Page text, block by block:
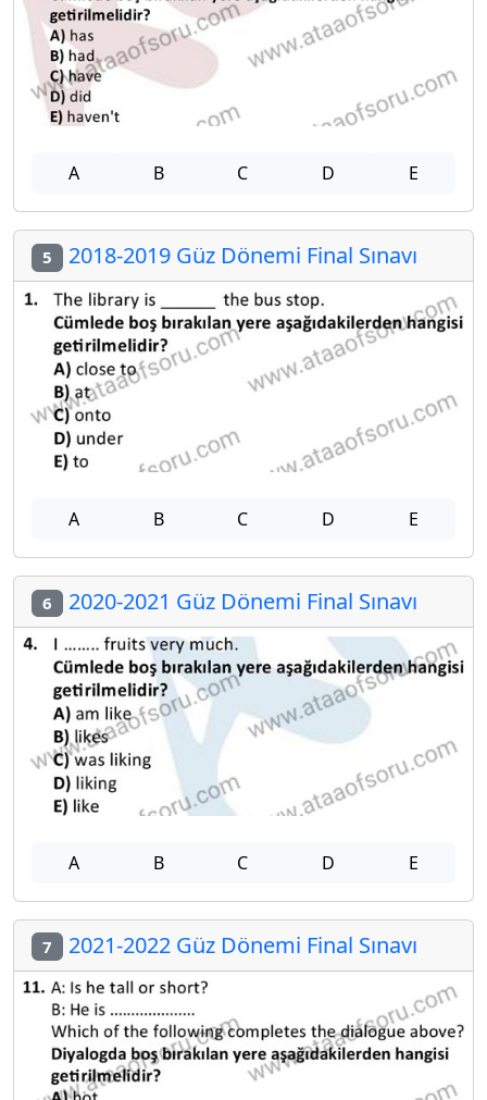
A B C D E
5 2018-2019 Güz Dönemi Final Sınavı
A B C D E
6 2020-2021 Güz Dönemi Final Sınavı
A B C D E
7 2021-2022 Güz Dönemi Final Sınavı